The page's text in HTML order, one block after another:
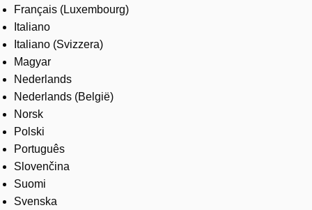
Français (Luxembourg)
Italiano
Italiano (Svizzera)
Magyar
Nederlands
Nederlands (België)
Norsk
Polski
Português
Slovenčina
Suomi
Svenska